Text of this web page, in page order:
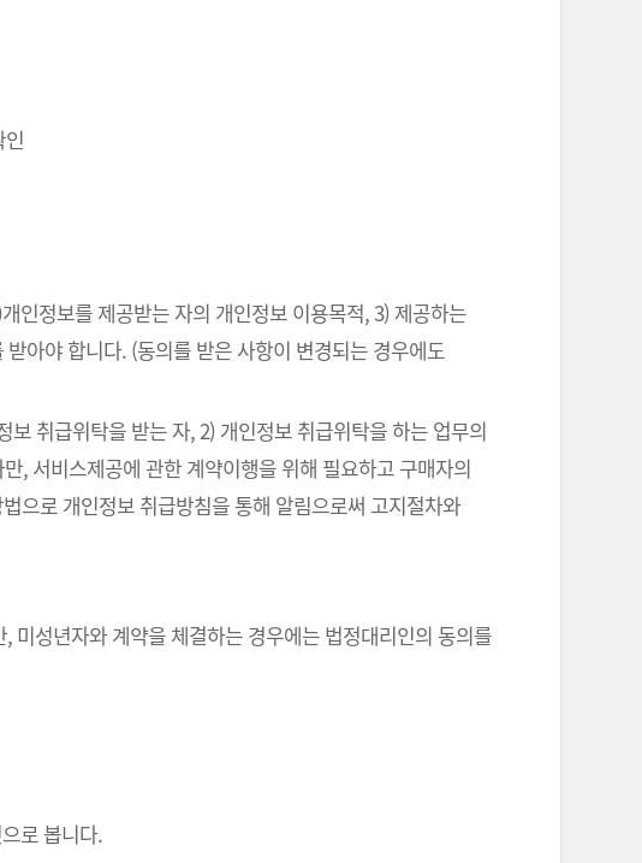
인정보를 제공받는 자의 개인정보 이용목적, 3) 제공하는
아야 합니다. (동의를 받은 사항이 변경되는 경우에도
취급위탁을 받는 자, 2) 개인정보 취급위탁을 하는 업무의
, 서비스제공에 관한 계약이행을 위해 필요하고 구매자의
으로 개인정보 취급방침을 통해 알림으로써 고지절차와
성년자와 계약을 체결하는 경우에는 법정대리인의 동의를
로 봅니다.